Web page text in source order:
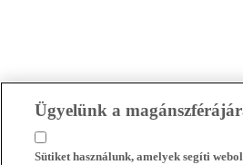
Ügyelünk a
Sütiket használunk, amelyek segíti